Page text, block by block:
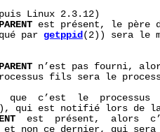
Linux 2.3.12)
est présent, le père
par
getppid(2)) sera le
n’est pas fourni,
fils sera le
que  c’est  le  processus
qui est notifié lors de
est  présent,  alors
non ce dernier, qui sera